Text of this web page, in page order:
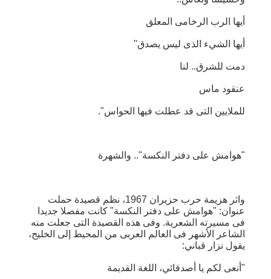
أيها الرب الرخامى المعلق
أيها الشيء الذى ليس يصدق"
دمت للشرق.. لنا
عنقود ماس
للملايين التى قد عطلت فيها الحواس".
"هوامش على دفتر النكسة".. والشهرة
واثر هزيمة حرب حزيران 1967، نظم قصيدة حملت
عنوان: "هوامش على دفتر النكسة" كانت مفصلا جديدا
فى مسيرته الشعرية. وفى هذه القصيدة التى جعلت منه
الشاعر الأشهر فى العالم العربى من المحيط إلى الخليج،
يقول نزار قباني:
"أنعى لكم يا أصدقائي، اللغة القديمة